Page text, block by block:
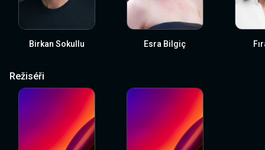
Birkan Sokullu Esra Bilgiç
Režiséři